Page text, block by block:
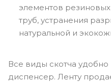
элементов
труб, устранения
натуральной и
Все виды скотча удобно
диспенсер. Ленту